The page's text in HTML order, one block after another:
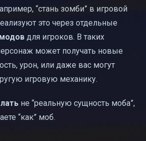
“стань зомби” в игровой
это через отдельные
для игроков. В таких
может получать новые
урон, или даже вас могут
игровую механику.
не “реальную сущность моба”,
“как” моб.